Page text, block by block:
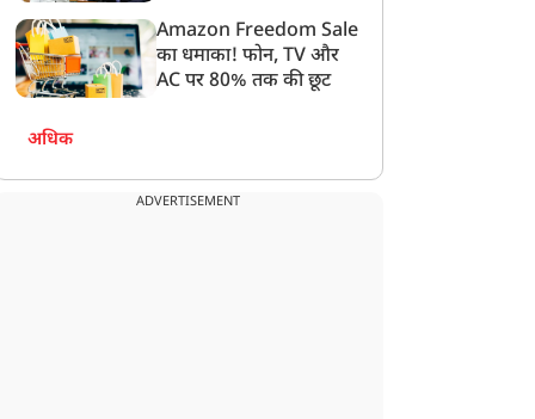
CM योगी से मिले Flipkart
और MSME
के विस्तार में
अखिलेश पर ब्रजेश पाठक का
पलटवार
लगाई फटकार
Amazon Freedom Sale
का धमाका! फोन, TV और
AC पर 80% तक की छूट
अधिक
ADVERTISEMENT